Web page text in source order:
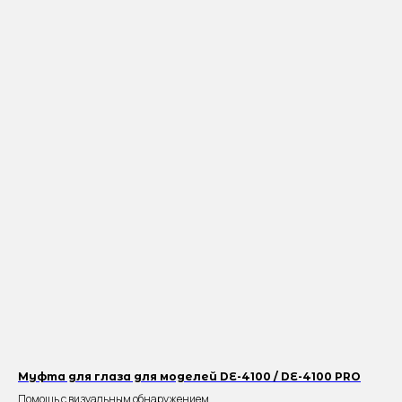
Муфта для глаза для моделей DE-4100 / DE-4100 PRO
Помощь с визуальным обнаружением